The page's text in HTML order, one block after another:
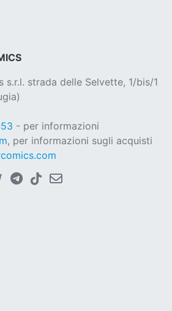
s.r.l. strada delle Selvette, 1/bis/1
- per informazioni
, per informazioni sugli acquisti